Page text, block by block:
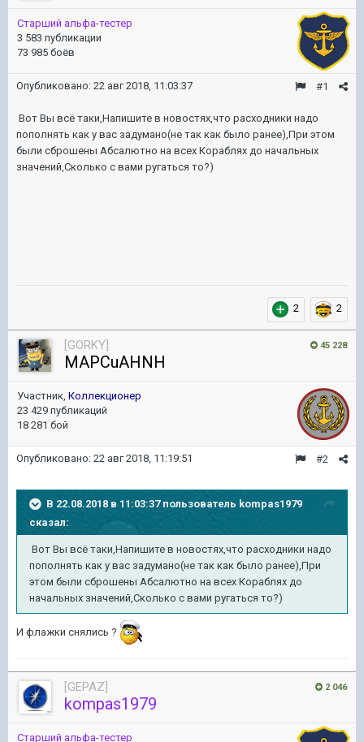
Старший альфа-тестер
3 583 публикации
73 985 боёв
#1
Опубликовано: 22 авг 2018, 11:03:37
Вот Вы всё таки,Напишите в новостях,что расходники надо
пополнять как у вас задумано(не так как было ранее),При этом
были сброшены Абсалютно на всех Кораблях до начальных
значений,Сколько с вами ругаться то?)
2 2
45 228
[GORKY]
MAPCuAHNH
Участник, Коллекционер
23 429 публикаций
18 281 бой
#2
Опубликовано: 22 авг 2018, 11:19:51
В 22.08.2018 в 11:03:37 пользователь kompas1979
сказал:
Вот Вы всё таки,Напишите в новостях,что расходники надо
пополнять как у вас задумано(не так как было ранее),При
этом были сброшены Абсалютно на всех Кораблях до
начальных значений,Сколько с вами ругаться то?)
И флажки снялись ?
2 046
[GEPAZ]
kompas1979
Старший альфа-тестер